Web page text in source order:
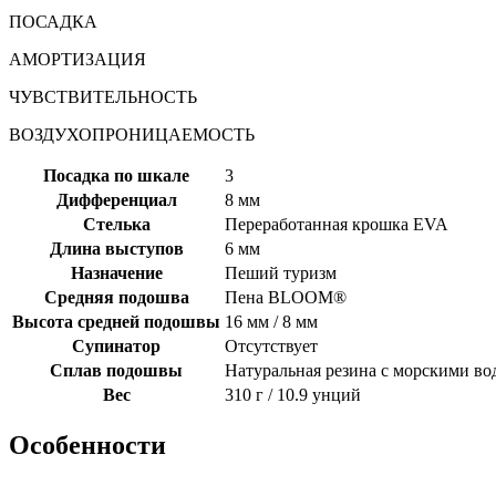
ПОСАДКА
АМОРТИЗАЦИЯ
ЧУВСТВИТЕЛЬНОСТЬ
ВОЗДУХОПРОНИЦАЕМОСТЬ
Посадка по шкале
3
Дифференциал
8 мм
Стелька
Переработанная крошка EVA
Длина выступов
6 мм
Назначение
Пеший туризм
Средняя подошва
Пена BLOOM®
Высота средней подошвы 16 мм / 8 мм
Супинатор
Отсутствует
Сплав подошвы
Натуральная резина с морскими
Вес
310 г / 10.9 унций
Особенности